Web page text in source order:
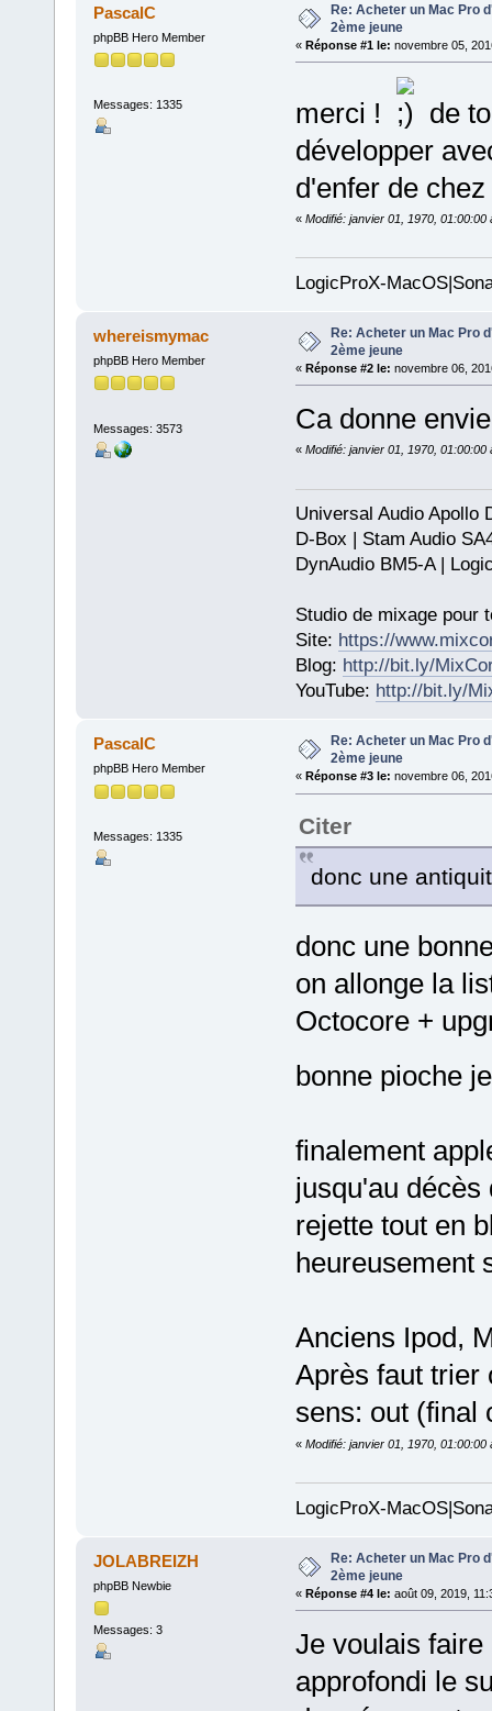
PascalC
phpBB Hero Member
Messages: 1335
Re: Acheter un Mac Pro
2ème jeune
« Réponse #1 le: novembre 05,
merci !
de
développer
d'enfer de
« Modifié: janvier 01, 1970, 01:00:00
LogicProX-
whereismymac
phpBB Hero Member
Messages: 3573
Re: Acheter un Mac Pro
2ème jeune
« Réponse #2 le: novembre 06,
Ca donne
« Modifié: janvier 01, 1970, 01:00:00
Universal Audio Apollo
D-Box | Stam Audio
DynAudio BM5-A |
Studio de mixage pour
Site: https://
Blog: http://bit.ly/
YouTube: http://bit.ly/
PascalC
phpBB Hero Member
Messages: 1335
Re: Acheter un Mac Pro
2ème jeune
« Réponse #3 le: novembre 06,
Citer
donc une
donc une
on allonge la
Octocore +
bonne pioche
finalement
jusqu'au décès
rejette tout en
heureusement
Anciens Ipod,
Après faut trier
sens: out (final
« Modifié: janvier 01, 1970, 01:00:00
LogicProX-
JOLABREIZH
phpBB Newbie
Messages: 3
Re: Acheter un Mac Pro
2ème jeune
« Réponse #4 le: août 09, 2019,
Je voulais
approfondi le